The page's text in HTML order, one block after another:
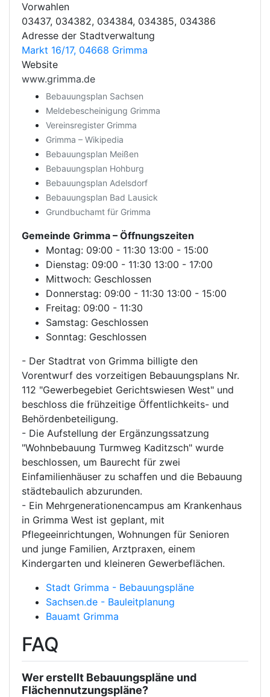
Vorwahlen
03437, 034382, 034384, 034385, 034386
Adresse der Stadtverwaltung
Markt 16/17, 04668 Grimma
Website
www.grimma.de
Bebauungsplan Sachsen
Meldebescheinigung Grimma
Vereinsregister Grimma
Grimma – Wikipedia
Bebauungsplan Meißen
Bebauungsplan Hohburg
Bebauungsplan Adelsdorf
Bebauungsplan Bad Lausick
Grundbuchamt für Grimma
Gemeinde Grimma – Öffnungszeiten
Montag: 09:00 - 11:30 13:00 - 15:00
Dienstag: 09:00 - 11:30 13:00 - 17:00
Mittwoch: Geschlossen
Donnerstag: 09:00 - 11:30 13:00 - 15:00
Freitag: 09:00 - 11:30
Samstag: Geschlossen
Sonntag: Geschlossen
- Der Stadtrat von Grimma billigte den
Vorentwurf des vorzeitigen Bebauungsplans Nr.
112 "Gewerbegebiet Gerichtswiesen West" und
beschloss die frühzeitige Öffentlichkeits- und
Behördenbeteiligung.
- Die Aufstellung der Ergänzungssatzung
"Wohnbebauung Turmweg Kaditzsch" wurde
beschlossen, um Baurecht für zwei
Einfamilienhäuser zu schaffen und die Bebauung
städtebaulich abzurunden.
- Ein Mehrgenerationencampus am Krankenhaus
in Grimma West ist geplant, mit
Pflegeeinrichtungen, Wohnungen für Senioren
und junge Familien, Arztpraxen, einem
Kindergarten und kleineren Gewerbeflächen.
Stadt Grimma - Bebauungspläne
Sachsen.de - Bauleitplanung
Bauamt Grimma
FAQ
Wer erstellt Bebauungspläne und
Flächennutzungspläne?